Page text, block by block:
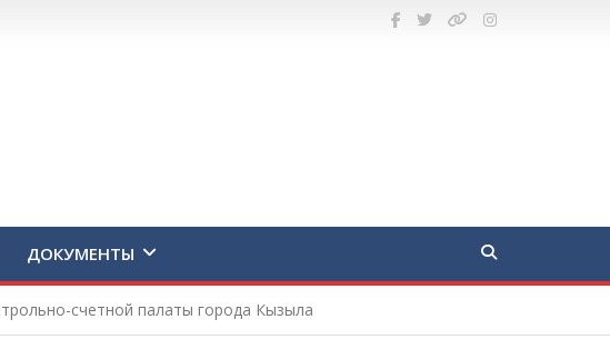
ДОКУМЕНТЫ
счетной палаты города Кызыла